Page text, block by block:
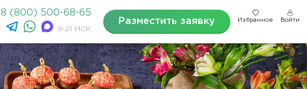
8 (800) 500-68-65
9-21 МСК
Разместить заявку Избранное Войти